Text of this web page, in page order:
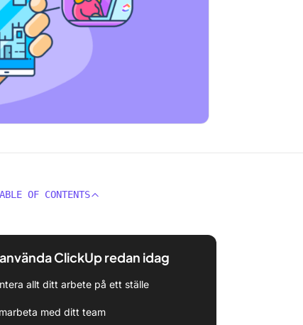
OF CONTENTS
ClickUp redan idag
allt ditt arbete på ett ställe
med ditt team